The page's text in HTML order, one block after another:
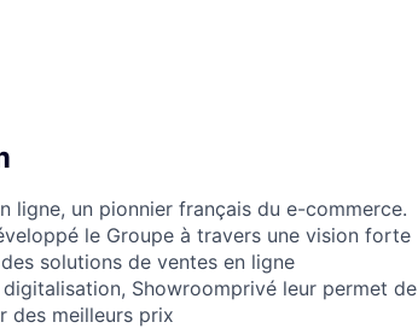
ligne, un pionnier français du e-commerce.
le Groupe à travers une vision forte
solutions de ventes en ligne
Showroomprivé leur permet de
des meilleurs prix